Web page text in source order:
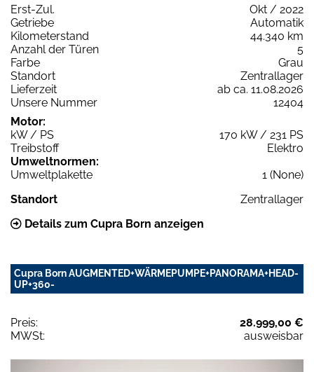
Erst-Zul.
Okt / 2022
Getriebe
Automatik
Kilometerstand
44.340 km
Anzahl der Türen
5
Farbe
Grau
Standort
Zentrallager
Lieferzeit
ab ca. 11.08.2026
Unsere Nummer
12404
Motor:
kW / PS
170 kW / 231 PS
Treibstoff
Elektro
Umweltnormen:
Umweltplakette
1 (None)
Standort
Zentrallager
Details zum Cupra Born anzeigen
Cupra Born AUGMENTED+WÄRMEPUMPE+PANORAMA+HEAD-
UP+360-
Preis:
28.999,00 €
MWSt:
ausweisbar